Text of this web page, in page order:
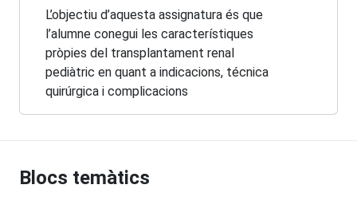
L’objectiu d’aquesta assignatura és que
l’alumne conegui les característiques
pròpies del transplantament renal
pediàtric en quant a indicacions, técnica
quirúrgica i complicacions
Blocs temàtics